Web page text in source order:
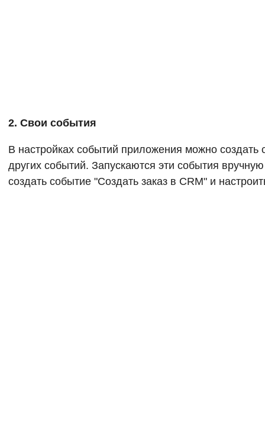
2. Свои события
В настройках событий приложения можно создать
других событий. Запускаются эти события
создать событие "Создать заказ в CRM" и